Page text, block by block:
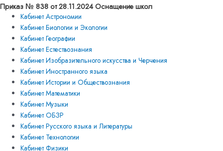
Приказ № 838 от 28.11.2024 Оснащение школ
Кабинет Астрономии
Кабинет Биологии и Экологии
Кабинет Географии
Кабинет Естествознания
Кабинет Изобразительного искусства и Черчения
Кабинет Иностранного языка
Кабинет Истории и Обществознания
Кабинет Математики
Кабинет Музыки
Кабинет ОБЗР
Кабинет Русского языка и Литературы
Кабинет Технологии
Кабинет Физики